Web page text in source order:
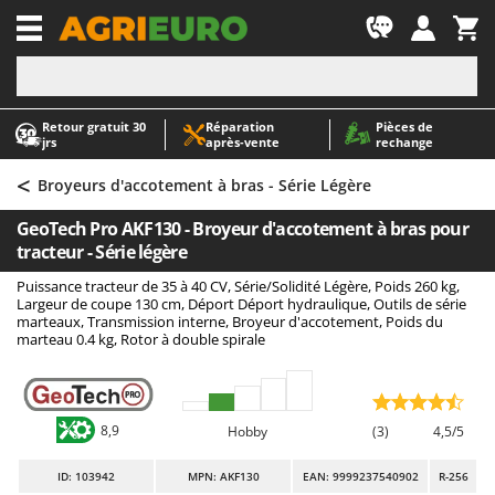
Retour gratuit 30
jrs
Réparation
après‑vente
Pièces de
rechange
-1
A
Abris de jardin
Accessoires pour tracteurs tondeuses autoportés
Aérateurs Scarificateurs pour gazon
Arracheuses de pommes de terre pour tracteur
Aspirateurs - Balais Électriques
Aspirateurs à cendres
Aspirateurs à feuilles sur roues
Aspirateurs de piscine
Aspirateurs Multifonctions
Atomiseurs agricoles pour tracteurs
Atomiseurs pour traitements
A
AgriEuro Premium
AgriEuro TOP-LINE
AGT
Aima
Airmec
AL-KO
ALA 2000
Alce
Alpina
Ama
< Broyeurs d'accotement à bras - Série Légère
GeoTech Pro AKF130 - Broyeur d'accotement à bras pour
tracteur - Série légère
Puissance tracteur de 35 à 40 CV, Série/Solidité Légère, Poids 260 kg,
Largeur de coupe 130 cm, Déport Déport hydraulique, Outils de série
marteaux, Transmission interne, Broyeur d'accotement, Poids du
marteau 0.4 kg, Rotor à double spirale
8,9 Hobby (3) 4,5/5
ID: 103942 MPN: AKF130 EAN: 9999237540902 R-256